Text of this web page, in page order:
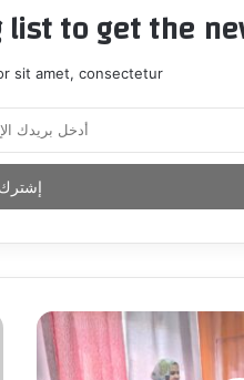
to get the
sit amet, consectetur.